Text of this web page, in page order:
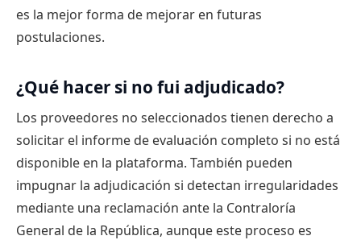
es la mejor forma de mejorar en futuras
postulaciones.
¿Qué hacer si no fui adjudicado?
Los proveedores no seleccionados tienen derecho a
solicitar el informe de evaluación completo si no está
disponible en la plataforma. También pueden
impugnar la adjudicación si detectan irregularidades
mediante una reclamación ante la Contraloría
General de la República, aunque este proceso es